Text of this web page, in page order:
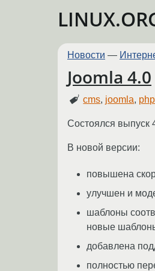
Новости —
Joomla 4.0
cms, joomla, php
Состоялся выпуск
В новой версии:
повышена
улучшен и
шаблоны
новые
добавлена
полностью